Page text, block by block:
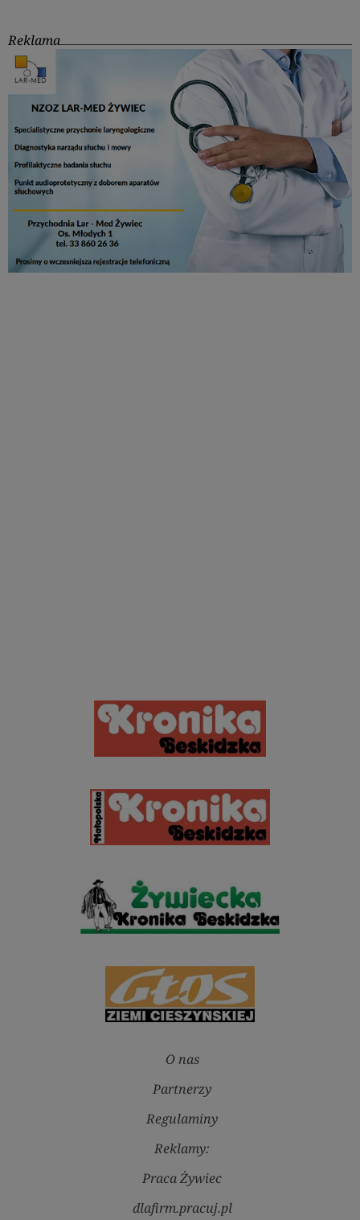
Reklama
O nas
Partnerzy
Regulaminy
Reklamy:
Praca Żywiec
dlafirm.pracuj.pl